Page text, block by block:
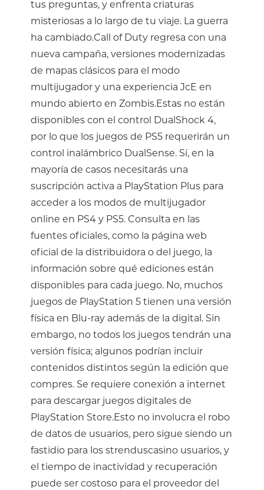
tus preguntas, y enfrenta criaturas
misteriosas a lo largo de tu viaje. La guerra
ha cambiado.Call of Duty regresa con una
nueva campaña, versiones modernizadas
de mapas clásicos para el modo
multijugador y una experiencia JcE en
mundo abierto en Zombis.Estas no están
disponibles con el control DualShock 4,
por lo que los juegos de PS5 requerirán un
control inalámbrico DualSense. Sí, en la
mayoría de casos necesitarás una
suscripción activa a PlayStation Plus para
acceder a los modos de multijugador
online en PS4 y PS5. Consulta en las
fuentes oficiales, como la página web
oficial de la distribuidora o del juego, la
información sobre qué ediciones están
disponibles para cada juego. No, muchos
juegos de PlayStation 5 tienen una versión
física en Blu-ray además de la digital. Sin
embargo, no todos los juegos tendrán una
versión física; algunos podrían incluir
contenidos distintos según la edición que
compres. Se requiere conexión a internet
para descargar juegos digitales de
PlayStation Store.Esto no involucra el robo
de datos de usuarios, pero sigue siendo un
fastidio para los strenduscasino usuarios, y
el tiempo de inactividad y recuperación
puede ser costoso para el proveedor del